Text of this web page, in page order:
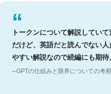
トークンについて解説してい
だけど、英語だと読んでない
やすい解説なので続編にも期待
─GPTの仕組みと限界についての考